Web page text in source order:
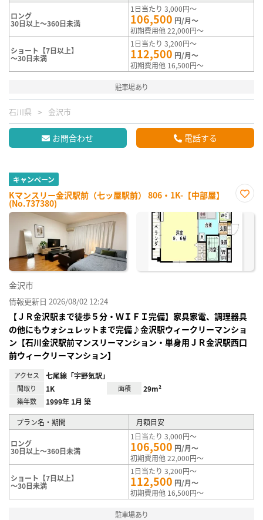
ロング
30日以上～360日未満
1日当たり 3,000円～
106,500 円/月～
初期費用他 22,000円～
ショート【7日以上】
～30日未満
1日当たり 3,200円～
112,500 円/月～
初期費用他 16,500円～
駐車場あり
石川県 金沢市
お問合わせ 電話する
キャンペーン
Kマンスリー金沢駅前（七ッ屋駅前） 806・1K-【中部屋】
(No.737380)
に入
り登
録
金沢市
情報更新日 2026/08/02 12:24
【ＪＲ金沢駅まで徒歩５分・ＷＩＦＩ完備】家具家電、調理器具
の他にもウォシュレットまで完備♪金沢駅ウィークリーマンショ
ン【石川金沢駅前マンスリーマンション・単身用ＪＲ金沢駅西口
前ウィークリーマンション】
アクセス 七尾線「宇野気駅」
間取り 1K 面積 29m²
築年数 1999年 1月 築
プラン名・期間 月額目安
ロング
30日以上～360日未満
1日当たり 3,000円～
106,500 円/月～
初期費用他 22,000円～
ショート【7日以上】
～30日未満
1日当たり 3,200円～
112,500 円/月～
初期費用他 16,500円～
駐車場あり